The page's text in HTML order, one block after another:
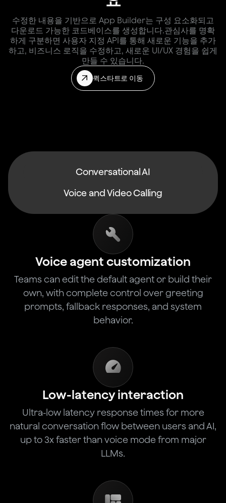
수정한 내용을 기반으로 App Builder는 구성 요소화되고
다운로드 가능한 코드베이스를 생성합니다.관심사를 명확
하게 구분하면 사용자 지정 API를 통해 새로운 기능을 추가
하고, 비즈니스 로직을 수정하고, 새로운 UI/UX 경험을 쉽게
만들 수 있습니다.
퀵스타트로 이동
Conversational AI
Voice and Video Calling
Voice agent customization
Teams can edit the default agent or build their
own, with complete control over greeting
prompts, fallback responses, and system
behavior.
Low-latency interaction
Ultra-low latency response times for more
natural conversation flow between users and AI,
up to 3x faster than voice mode from major
LLMs.